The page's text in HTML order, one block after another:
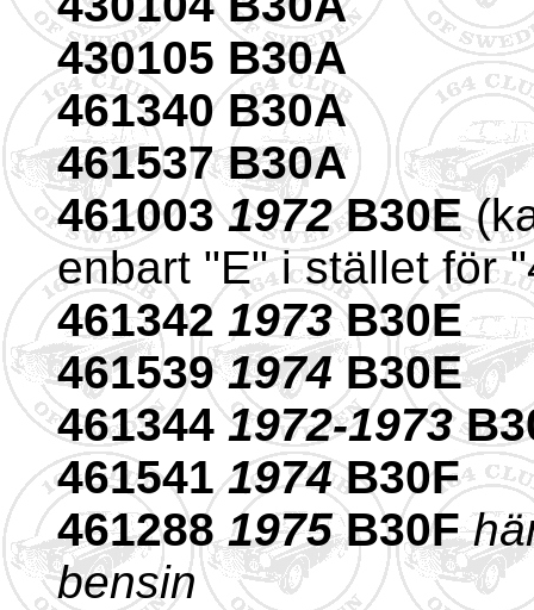
430105 B30A
461340 B30A
461537 B30A
4610031972B30E
enbart "E" i stället för
461342 1973B30E
4615391974B30E
4613441972-1973
4615411974B30F
4612881975B30F
bensin